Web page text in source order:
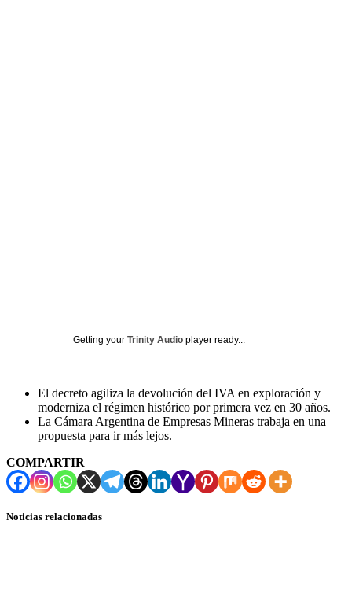
Getting your Trinity Audio player ready...
El decreto agiliza la devolución del IVA en exploración y
moderniza el régimen histórico por primera vez en 30 años.
La Cámara Argentina de Empresas Mineras trabaja en una
propuesta para ir más lejos.
COMPARTIR
Noticias relacionadas